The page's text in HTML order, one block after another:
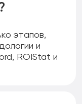
этапов,
и
ROIStat и